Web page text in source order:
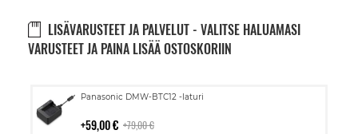
LISÄVARUSTEET JA PALVELUT - VALITSE HALUAMASI
VARUSTEET JA PAINA LISÄÄ OSTOSKORIIN
Panasonic DMW-BTC12 -laturi
59,00 € 79,00 €
Lisää